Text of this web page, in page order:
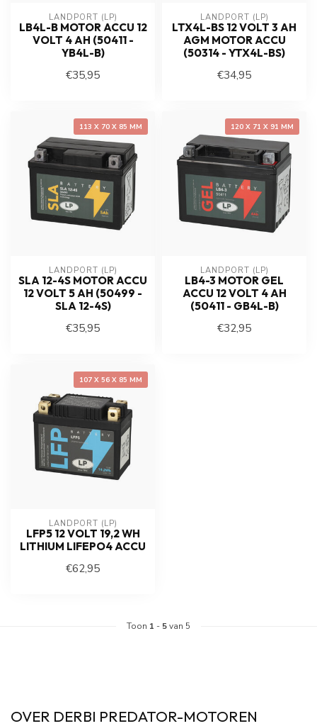
LANDPORT (LP)
LB4L-B MOTOR ACCU 12
VOLT 4 AH (50411 -
YB4L-B)
€35,95
LANDPORT (LP)
LTX4L-BS 12 VOLT 3 AH
AGM MOTOR ACCU
(50314 - YTX4L-BS)
€34,95
113 X 70 X 85 MM
LANDPORT (LP)
SLA 12-4S MOTOR ACCU
12 VOLT 5 AH (50499 -
SLA 12-4S)
€35,95
120 X 71 X 91 MM
LANDPORT (LP)
LB4-3 MOTOR GEL
ACCU 12 VOLT 4 AH
(50411 - GB4L-B)
€32,95
107 X 56 X 85 MM
LANDPORT (LP)
LFP5 12 VOLT 19,2 WH
LITHIUM LIFEPO4 ACCU
€62,95
Toon 1 - 5van 5
OVER DERBI PREDATOR-MOTOREN